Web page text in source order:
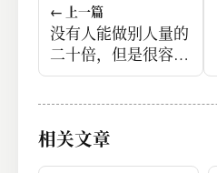
← 上一篇
没有人能做别人量的
二十倍，但是很容易
做到别人质的二十
相关文章